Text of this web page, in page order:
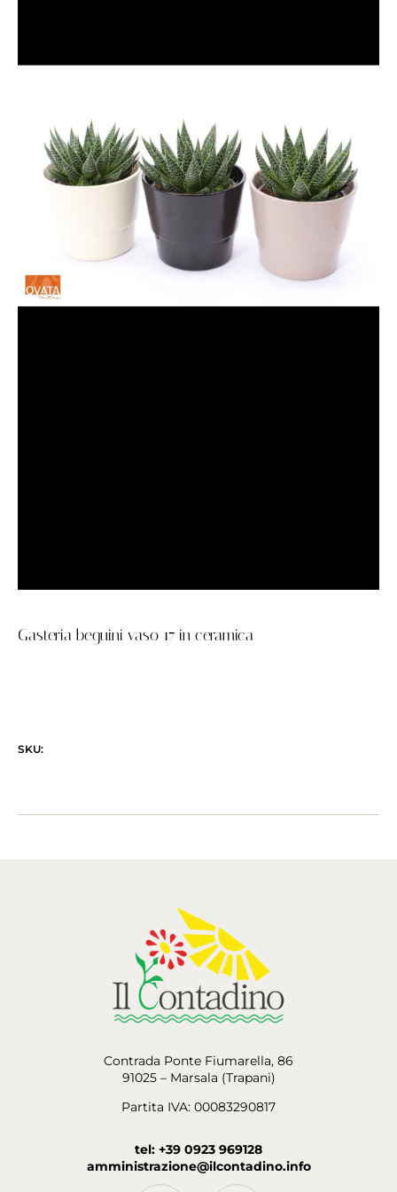
Gasteria beguini vaso 17 in ceramica
SKU:
Contrada Ponte Fiumarella, 86
91025 – Marsala (Trapani)
Partita IVA: 00083290817
tel: +39 0923 969128
amministrazione@ilcontadino.info